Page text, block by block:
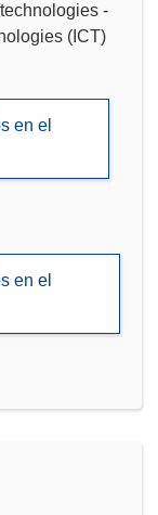
-
(ICT)
en el
en el